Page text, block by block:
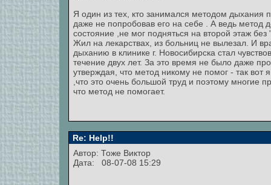
Я один из тех, кто занимался методом дыхания
даже не попробовав его на себе . А ведь метод
состояние ,не мог подняться на второй этаж
Жил на лекарствах, из больниц не вылезал. И
дыханию в клинике г. Новосибирска стал
течение двух лет. За это время не было даже
утверждая, что метод никому не помог - так вот
,что это очень большой труд и поэтому многие
что метод не помогает.
Re: Help!!
Автор: Тоже Виктор
Дата: 08-07-08 15:29